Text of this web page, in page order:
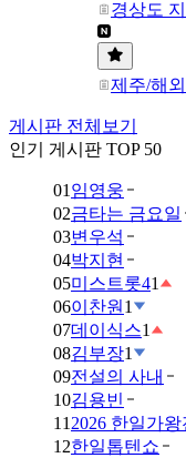
경상도
제주/해
게시판 전체보기
인기 게시판 TOP 50
01 임영웅
02금타는 금요일
03변우석
04박지현
05미스트롯41
06이찬원 1
07데이식스1
08김부장1
09전설의 사내
10김용빈
11 2026 한일가왕
12한일톱텐쇼